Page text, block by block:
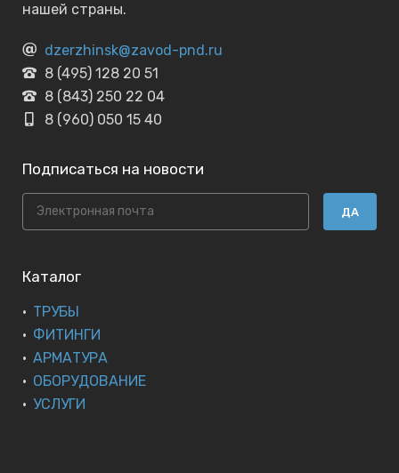
нашей страны.
dzerzhinsk@zavod-pnd.ru
8 (495) 128 20 51
8 (843) 250 22 04
8 (960) 050 15 40
Подписаться на новости
ДА
Каталог
ТРУБЫ
ФИТИНГИ
АРМАТУРА
ОБОРУДОВАНИЕ
УСЛУГИ